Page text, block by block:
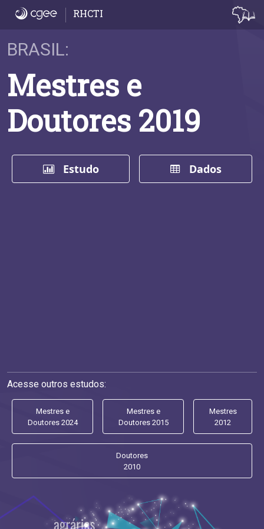
Início RHCTI
BRASIL:
Mestres e
Doutores 2019
Estudo Dados
Acesse outros estudos:
Mestres e
Doutores 2024
Mestres e
Doutores 2015
Mestres
2012
Doutores
2010